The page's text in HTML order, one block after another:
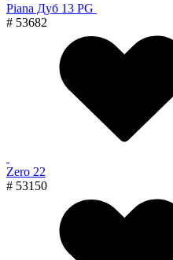
Piana Дуб 13 PG
# 53682
Zero 22
# 53150